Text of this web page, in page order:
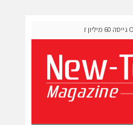
OLIGO Security גייסה 60 מיליון דולר להרחבת פלטפורמת אבטחת